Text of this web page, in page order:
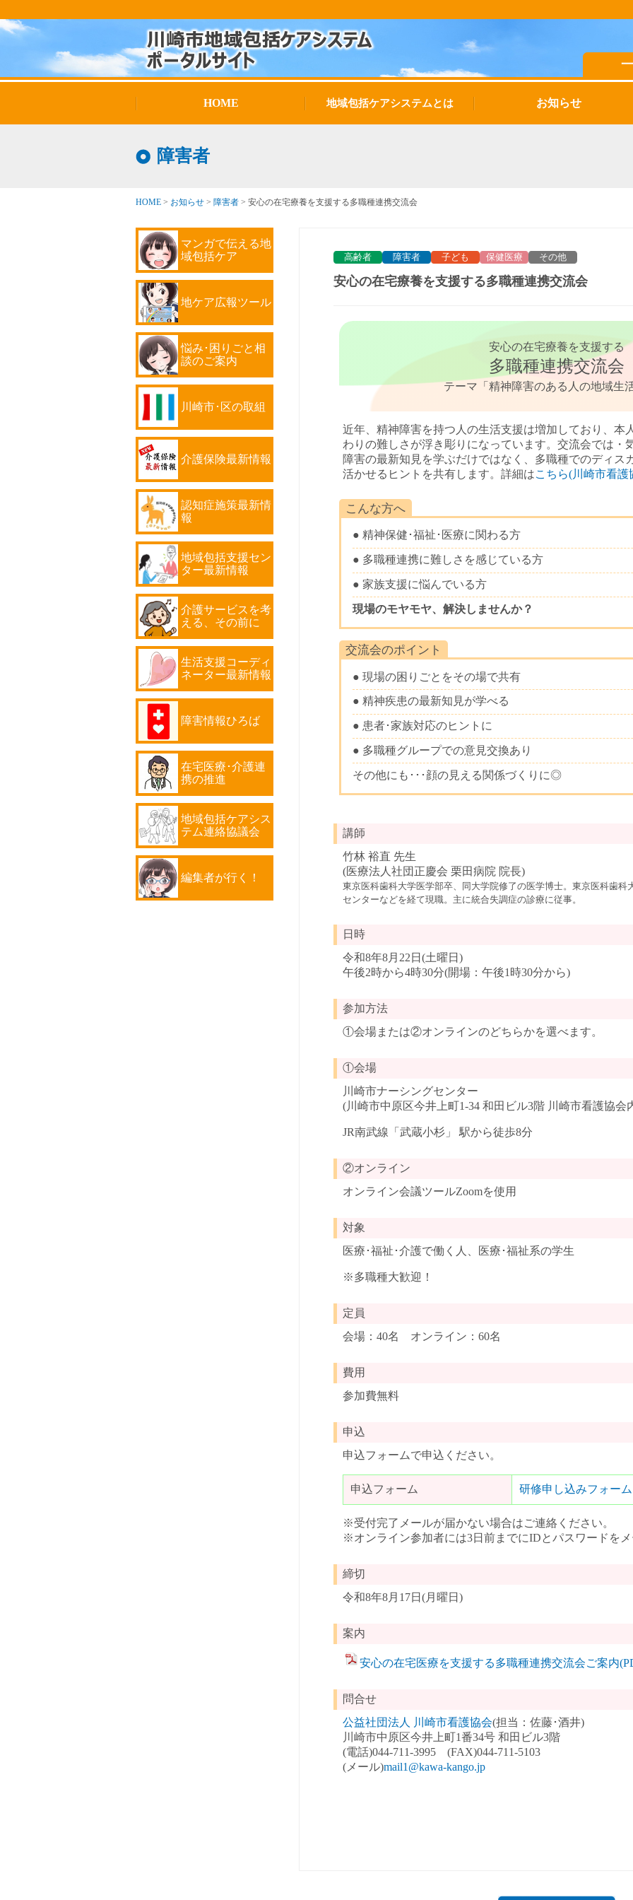
HOME 地域包括ケアシステムとは お知らせ
障害者
HOME > お知らせ > 障害者 > 安心の在宅療養を支援する多職種連携交流会
マンガで伝える地
域包括ケア
地ケア広報ツール
悩み･困りごと相
談のご案内
川崎市･区の取組
介護保険最新情報
認知症施策最新情
報
地域包括支援セン
ター最新情報
介護サービスを考
える、その前に
生活支援コーディ
ネーター最新情報
障害情報ひろば
在宅医療･介護連
携の推進
地域包括ケアシス
テム連絡協議会
編集者が行く！
高齢者 障害者 子ども 保健医療 その他
安心の在宅療養を支援する多職種連携交流会
安心の在宅療養を支援する
多職種連携交流会
テーマ「精神障害のある人の地域生
近年、精神障害を持つ人の生活支援は増加しており、本
わりの難しさが浮き彫りになっています。交流会では・
障害の最新知見を学ぶだけではなく、多職種でのディス
活かせるヒントを共有します。詳細はこちら(川崎市看護
こんな方へ
● 精神保健･福祉･医療に関わる方
● 多職種連携に難しさを感じている方
● 家族支援に悩んでいる方
現場のモヤモヤ、解決しませんか？
交流会のポイント
● 現場の困りごとをその場で共有
● 精神疾患の最新知見が学べる
● 患者･家族対応のヒントに
● 多職種グループでの意見交換あり
その他にも･･･顔の見える関係づくりに◎
講師
竹林 裕直 先生
(医療法人社団正慶会 栗田病院 院長)
東京医科歯科大学医学部卒、同大学院修了の医学博士。東京医科歯科
センターなどを経て現職。主に統合失調症の診療に従事。
日時
令和8年8月22日(土曜日)
午後2時から4時30分(開場：午後1時30分から)
参加方法
①会場または②オンラインのどちらかを選べます。
①会場
川崎市ナーシングセンター
(川崎市中原区今井上町1-34 和田ビル3階 川崎市看護協会
JR南武線「武蔵小杉」 駅から徒歩8分
②オンライン
オンライン会議ツールZoomを使用
対象
医療･福祉･介護で働く人、医療･福祉系の学生
※多職種大歓迎！
定員
会場：40名 オンライン：60名
費用
参加費無料
申込
申込フォームで申込ください。
申込フォーム 研修申し込みフォーム
※受付完了メールが届かない場合はご連絡ください。
※オンライン参加者には3日前までにIDとパスワードを
締切
令和8年8月17日(月曜日)
案内
安心の在宅医療を支援する多職種連携交流会ご案内
問合せ
公益社団法人 川崎市看護協会(担当：佐藤･酒井)
川崎市中原区今井上町1番34号 和田ビル3階
(電話)044-711-3995 (FAX)044-711-5103
(メール)mail1@kawa-kango.jp